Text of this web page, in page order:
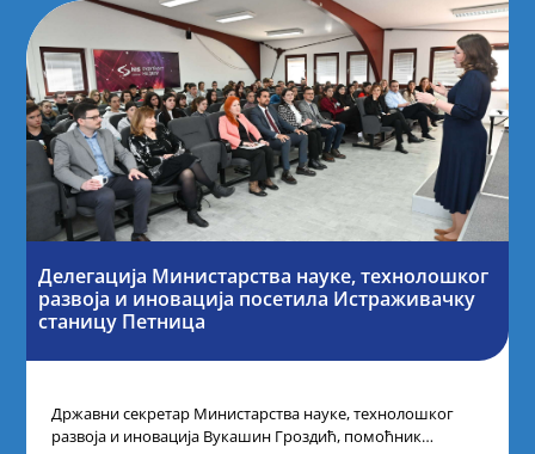
Делегација Министарства науке, технолошког
развоја и иновација посетила Истраживачку
станицу Петница
Државни секретар Министарства науке, технолошког
развоја и иновација Вукашин Гроздић, помоћник